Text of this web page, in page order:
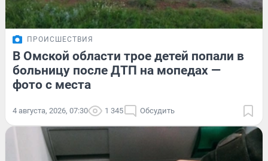
ПРОИСШЕСТВИЯ
В Омской области трое детей попали в
больницу после ДТП на мопедах —
фото с места
4 августа, 2026, 07:30 1 345 Обсудить